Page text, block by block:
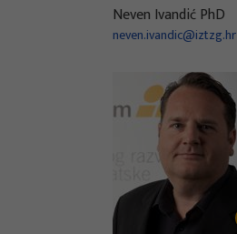
Neven Ivandić PhD
neven.ivandic@iztzg.hr